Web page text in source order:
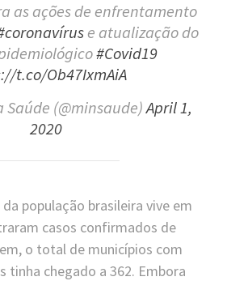
as ações de enfrentamento
e atualização do
#Covid19
t.co/Ob47IxmAiA
(@minsaude)April 1,
2020
população brasileira vive em
casos confirmados de
o total de municípios com
tinha chegado a 362. Embora